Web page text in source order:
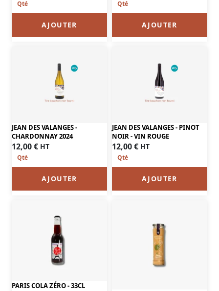
AJOUTER AJOUTER
JEAN DES VALANGES -
CHARDONNAY 2024
12,00€ HT
AJOUTER
JEAN DES VALANGES - PINOT
NOIR - VIN ROUGE
12,00€ HT
AJOUTER
PARIS COLA ZÉRO - 33CL